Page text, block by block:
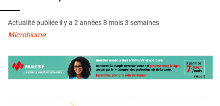
CRÉDITS
Actualité publiée il y a 2 années 8 mois 3 semaines
Microbiome